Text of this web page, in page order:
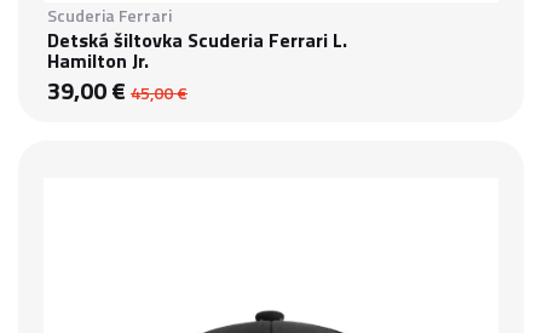
Scuderia Ferrari
Detská šiltovka Scuderia Ferrari L.
Hamilton Jr.
39,00 € 45,00 €